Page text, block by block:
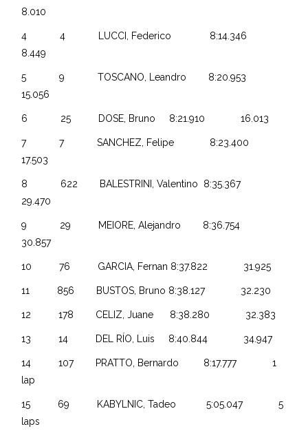
8.010
4 4 LUCCI, Federico 8:14.346
8.449
5 9 TOSCANO, Leandro 8:20.953
15.056
6 25 DOSE, Bruno 8:21.910 16.013
7 7 SANCHEZ, Felipe 8:23.400
17.503
8 622 BALESTRINI, Valentino 8:35.367
29.470
9 29 MEIORE, Alejandro 8:36.754
30.857
10 76 GARCIA, Fernan 8:37.822 31.925
11 856 BUSTOS, Bruno 8:38.127 32.230
12 178 CELIZ, Juane 8:38.280 32.383
13 14 DEL RÍO, Luis 8:40.844 34.947
14 107 PRATTO, Bernardo 8:17.777 1
lap
15 69 KABYLNIC, Tadeo 5:05.047 5
laps